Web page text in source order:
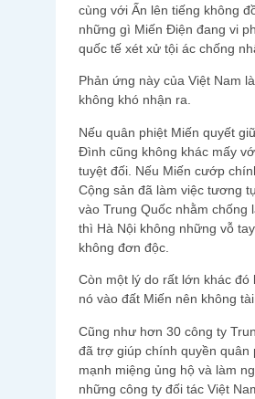
cùng với Ấn lên tiếng không
những gì Miến Điện đang vi
quốc tế xét xử tội ác chống
Phản ứng này của Việt Nam
không khó nhận ra.
Nếu quân phiệt Miến quyết
Đình cũng không khác mấy
tuyệt đối. Nếu Miến cướp
Cộng sản đã làm việc tương
vào Trung Quốc nhằm
thì Hà Nội không những vỗ
không đơn độc.
Còn một lý do rất lớn khác
nó vào đất Miến nên không
Cũng như hơn 30 công ty
đã trợ giúp chính quyền quân
mạnh miệng ủng hộ và làm
những công ty đối tác Việt